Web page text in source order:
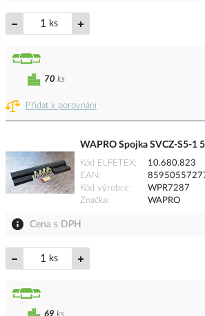
ks
Přidat k porovnání
70 ks
WAPRO Spojka SVCZ-S5-1
Kód ELFETEX
10.680.823
EAN
Kód výrobce
WPR7287
Značka
WAPRO
Cena s DPH
ks